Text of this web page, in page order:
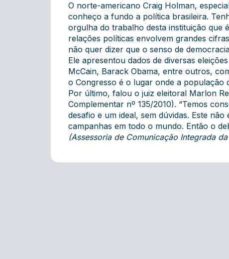
O norte-americano Craig Holman,
conheço a fundo a política brasileira.
orgulha do trabalho desta instituição que
relações políticas envolvem grandes
não quer dizer que o senso de
Ele apresentou dados de diversas
McCain, Barack Obama, entre outros,
o Congresso é o lugar onde a população
Por último, falou o juiz eleitoral Marlon
Complementar nº 135/2010). “Temos
desafio e um ideal, sem dúvidas. Este
campanhas em todo o mundo. Então o
(Assessoria de Comunicação Integrada da